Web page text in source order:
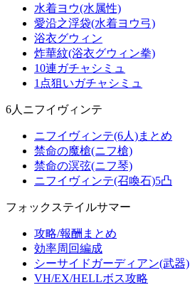
水着ヨウ(水属性)
愛沿之浮袋(水着ヨウ弓)
浴衣グウィン
炸華紋(浴衣グウィン拳)
10連ガチャシミュ
1点狙いガチャシミュ
6人ニフイヴィンテ
ニフイヴィンテ(6人)まとめ
禁命の魔槍(ニフ槍)
禁命の溟弦(ニフ琴)
ニフイヴィンテ(召喚石)5凸
フォックステイルサマー
攻略/報酬まとめ
効率周回編成
シーサイドガーディアン(武器)
VH/EX/HELLボス攻略